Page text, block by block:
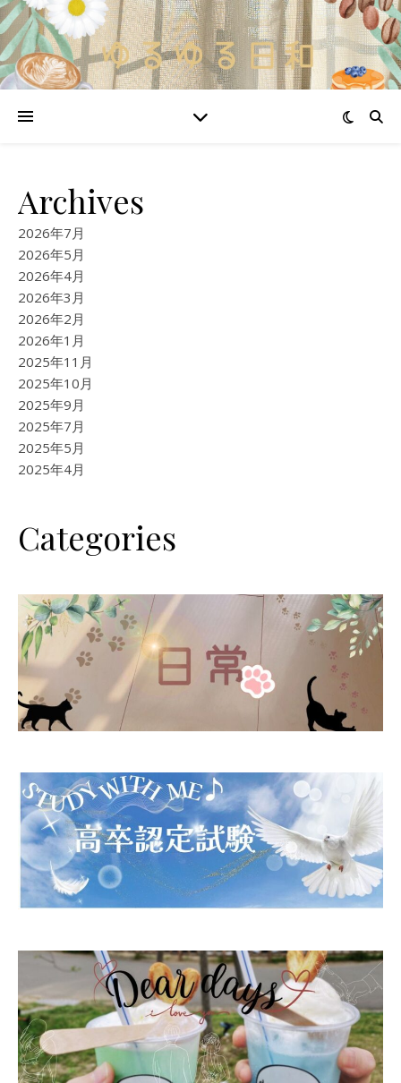
Archives
2026年7月
2026年5月
2026年4月
2026年3月
2026年2月
2026年1月
2025年11月
2025年10月
2025年9月
2025年7月
2025年5月
2025年4月
Categories